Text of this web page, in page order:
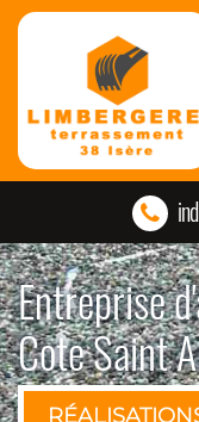
Entreprise
Cote Saint